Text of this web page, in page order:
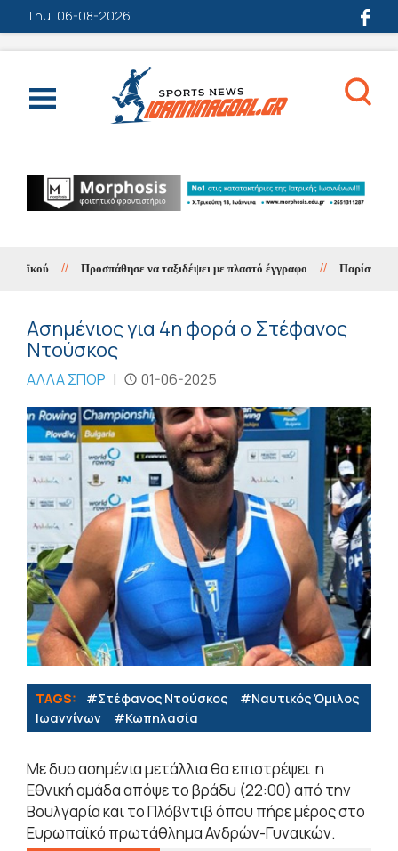
Thu, 06-08-2026
// Προσπάθησε να ταξιδέψει με πλαστό έγγραφο // Παρίστανε τον
Ασημένιος για 4η φορά ο Στέφανος
Ντούσκος
ΑΛΛΑ ΣΠΟΡ | 01-06-2025
TAGS: #Στέφανος Ντούσκος
#Ναυτικός Όμιλος
Ιωαννίνων
#Κωπηλασία
Με δυο ασημένια μετάλλια θα επιστρέψει η
Εθνική ομάδα απόψε το βράδυ (22:00) από την
Βουλγαρία και το Πλόβντιβ όπου πήρε μέρος στο
Ευρωπαϊκό πρωτάθλημα Ανδρών-Γυναικών.